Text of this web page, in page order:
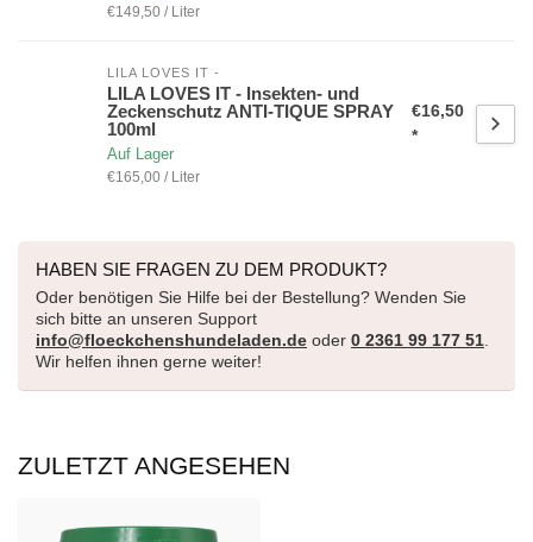
€149,50 / Liter
LILA LOVES IT -
LILA LOVES IT - Insekten- und
Zeckenschutz ANTI-TIQUE SPRAY
100ml
Auf Lager
€165,00 / Liter
€16,50
*
HABEN SIE FRAGEN ZU DEM PRODUKT?
Oder benötigen Sie Hilfe bei der Bestellung? Wenden Sie
sich bitte an unseren Support
info@floeckchenshundeladen.de oder 0 2361 99 177 51.
Wir helfen ihnen gerne weiter!
ZULETZT ANGESEHEN